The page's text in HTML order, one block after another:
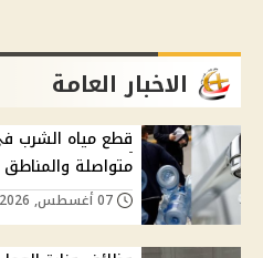
الاخبار العامة
متواصلة